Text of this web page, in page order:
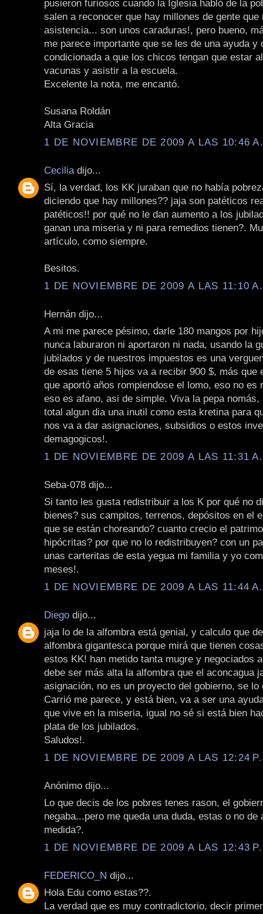
pusieron furiosos cuando la Iglesia habló de la
salen a reconocer que hay millones de gente que
asistencia... son unos caraduras!, pero bueno,
me parece importante que se les de una ayuda y
condicionada a que los chicos tengan que estar
vacunas y asistir a la escuela.
Excelente la nota, me encantó.
Susana Roldán
Alta Gracia
1 DE NOVIEMBRE DE 2009 A LAS 10:46
Cecilia dijo...
Sí, la verdad, los KK juraban que no había
diciendo que hay millones?? jaja son patéticos
patéticos!! por qué no le dan aumento a los
ganan una miseria y ni para remedios tienen?.
artículo, como siempre.
Besitos.
1 DE NOVIEMBRE DE 2009 A LAS 11:10
Hernán dijo...
A mi me parece pésimo, darle 180 mangos por
nunca laburaron ni aportaron ni nada, usando la
jubilados y de nuestros impuestos es una
de esas tiene 5 hijos va a recibir 900 $, más que
que aportó años rompiendose el lomo, eso no es
eso es afano, asi de simple. Viva la pepa nomás,
total algun dia una inutil como esta kretina para
nos va a dar asignaciones, subsidios o estos
demagogicos!.
1 DE NOVIEMBRE DE 2009 A LAS 11:31
Seba-078 dijo...
Si tanto les gusta redistribuir a los K por qué no
bienes? sus campitos, terrenos, depósitos en el
que se están choreando? cuanto crecio el
hipócritas? por que no lo redistribuyen? con un
unas carteritas de esta yegua mi familia y yo
meses!.
1 DE NOVIEMBRE DE 2009 A LAS 11:44
Diego dijo...
jaja lo de la alfombra está genial, y calculo que
alfombra gigantesca porque mirá que tienen
estos KK! han metido tanta mugre y negociados
debe ser más alta la alfombra que el aconcagua
asignación, no es un proyecto del gobierno, se lo
Carrió me parece, y está bien, va a ser una
que vive en la miseria, igual no sé si está bien
plata de los jubilados.
Saludos!.
1 DE NOVIEMBRE DE 2009 A LAS 12:24
Anónimo dijo...
Lo que decis de los pobres tenes rason, el
negaba...pero me queda una duda, estas o no de
medida?.
1 DE NOVIEMBRE DE 2009 A LAS 12:43
FEDERICO_N dijo...
Hola Edu como estas??.
La verdad que es muy contradictorio, decir